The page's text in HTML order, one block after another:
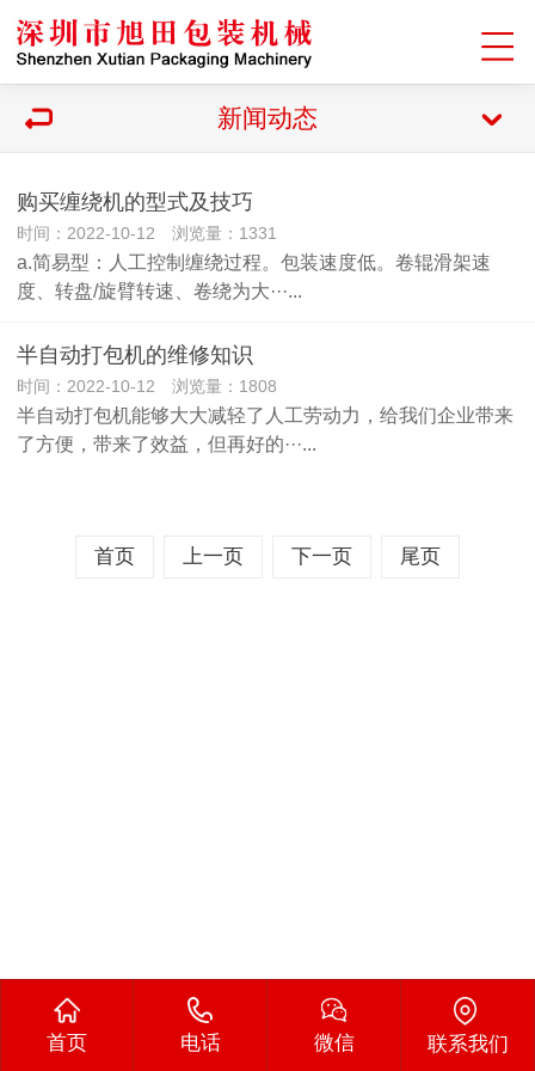
新闻动态
购买缠绕机的型式及技巧
时间：2022-10-12 浏览量：1331
a.简易型：人工控制缠绕过程。包装速度低。卷辊滑架速
度、转盘/旋臂转速、卷绕为大···...
半自动打包机的维修知识
时间：2022-10-12 浏览量：1808
半自动打包机能够大大减轻了人工劳动力，给我们企业带来
了方便，带来了效益，但再好的···...
首页 上一页 下一页 尾页
首页 电话 微信 联系我们